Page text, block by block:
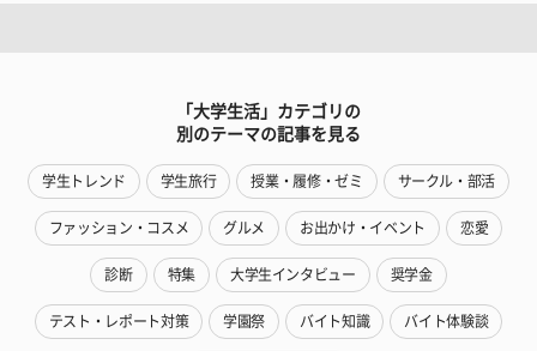
「大学生活」カテゴリの
別のテーマの記事を見る
学生トレンド 学生旅行 授業・履修・ゼミ サークル・部活
ファッション・コスメ グルメ お出かけ・イベント 恋愛
診断 特集 大学生インタビュー 奨学金
テスト・レポート対策 学園祭 バイト知識 バイト体験談